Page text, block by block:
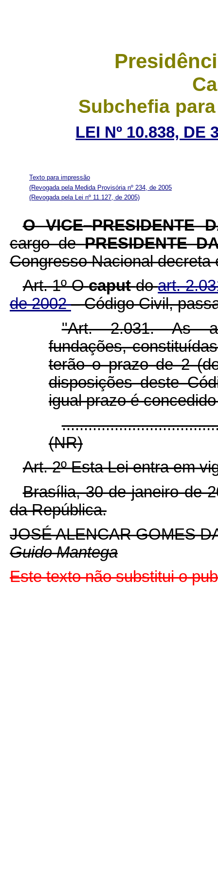
Subchefia
LEI Nº 10.838, DE
Texto para impressão
(Revogada pela Medida Provisória nº 234, de 2005
(Revogada pela Lei nº 11.127, de 2005)
O VICE–PRESIDENTE
cargo dePRESIDENTE
Congresso Nacional
Art. 1º Ocaputdoart.
de 2002– Código Civil,
"Art. 2.031. As
fundações,
terão o prazo de 2
disposições deste
igual prazo é
(NR)
Art. 2ºEsta Lei entra em
Brasília, 30 de janeiro de
da República.
JOSÉ ALENCAR GOMES
Guido Mantega
Este texto não substitui o